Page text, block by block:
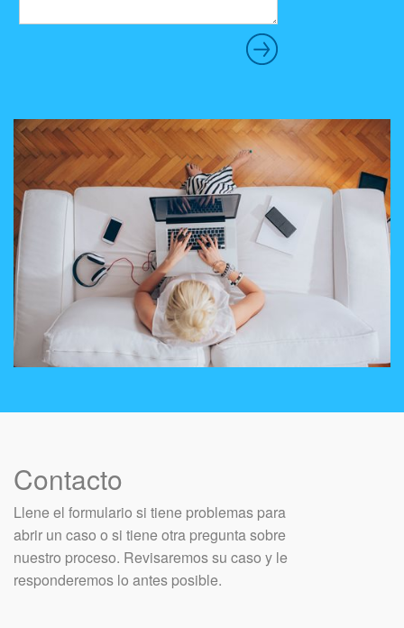
Contacto
Llene el formulario si tiene problemas para
abrir un caso o si tiene otra pregunta sobre
nuestro proceso. Revisaremos su caso y le
responderemos lo antes posible.